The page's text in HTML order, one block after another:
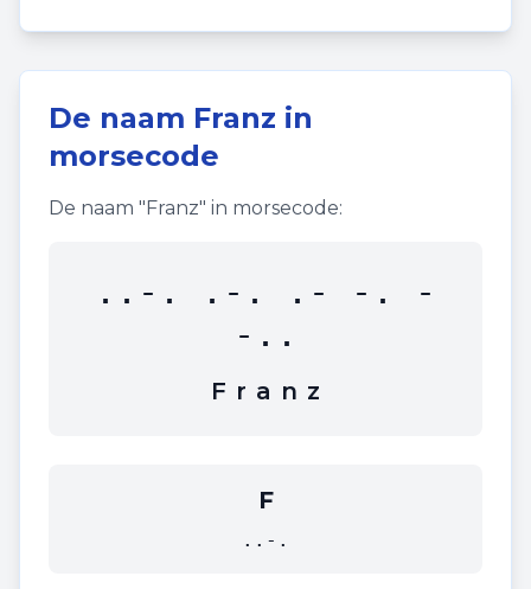
De naam Franz in
morsecode
De naam "Franz" in morsecode:
..-. .-. .- -. -
-..
F r a n z
F
..-.